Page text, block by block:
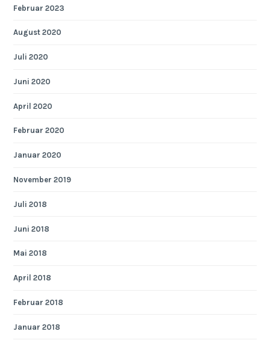
Februar 2023
August 2020
Juli 2020
Juni 2020
April 2020
Februar 2020
Januar 2020
November 2019
Juli 2018
Juni 2018
Mai 2018
April 2018
Februar 2018
Januar 2018